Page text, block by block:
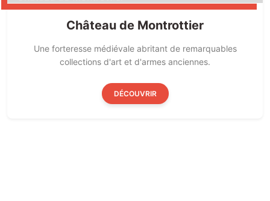
Château de Montrottier
Une forteresse médiévale abritant de remarquables
collections d'art et d'armes anciennes.
DÉCOUVRIR